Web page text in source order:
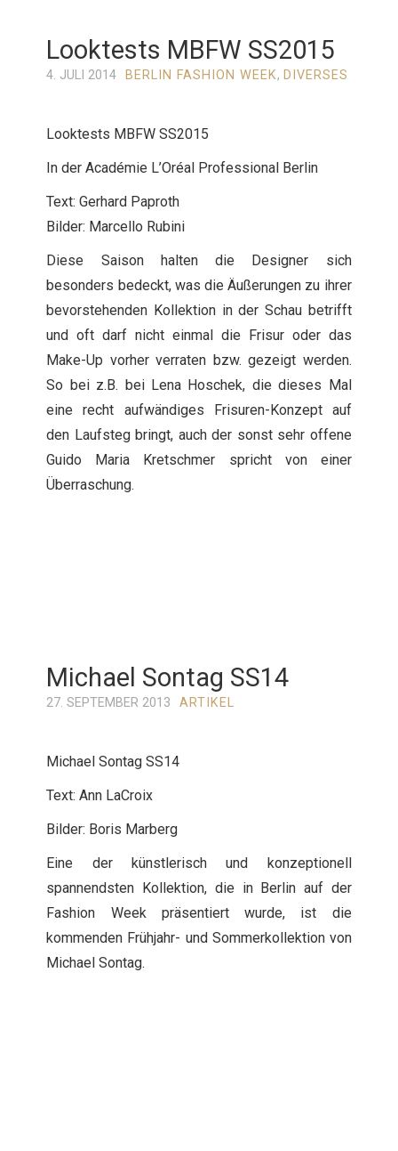
Looktests MBFW SS2015
4. JULI 2014 BERLIN FASHION WEEK, DIVERSES
Looktests MBFW SS2015
In der Académie L’Oréal Professional Berlin
Text: Gerhard Paproth
Bilder: Marcello Rubini
Diese Saison halten die Designer sich
besonders bedeckt, was die Äußerungen zu ihrer
bevorstehenden Kollektion in der Schau betrifft
und oft darf nicht einmal die Frisur oder das
Make-Up vorher verraten bzw. gezeigt werden.
So bei z.B. bei Lena Hoschek, die dieses Mal
eine recht aufwändiges Frisuren-Konzept auf
den Laufsteg bringt, auch der sonst sehr offene
Guido Maria Kretschmer spricht von einer
Überraschung.
Michael Sontag SS14
27. SEPTEMBER 2013 ARTIKEL
Michael Sontag SS14
Text: Ann LaCroix
Bilder: Boris Marberg
Eine der künstlerisch und konzeptionell
spannendsten Kollektion, die in Berlin auf der
Fashion Week präsentiert wurde, ist die
kommenden Frühjahr- und Sommerkollektion von
Michael Sontag.